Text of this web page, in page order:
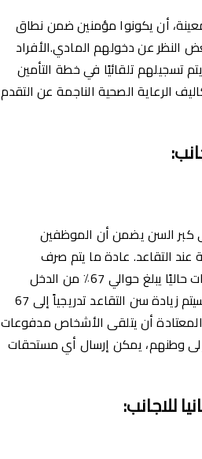
أن يكونوا مؤمنين ضمن نطاق
النظر عن دخولهم المادي.الأفراد
تسجيلهم تلقائيًا في خطة التأمين
الرعاية الصحية الناجمة عن التقدم
:
كبر السن يضمن أن الموظفين
التقاعد. عادة ما يتم صرف
الدفعات ابتداءً من سن 65، والحد الأقصى للدفعات حاليًا يبلغ حوالي 67٪ من الدخل
الصافي المتوسط خلال فترة العمل المضمونة. (سيتم زيادة سن التقاعد تدريجياً إلى 67
الأمور غير المعتادة أن يتلقى الأشخاص مدفوعات
إلى وطنهم، يمكن إرسال أي مستحقات
للاجانب: